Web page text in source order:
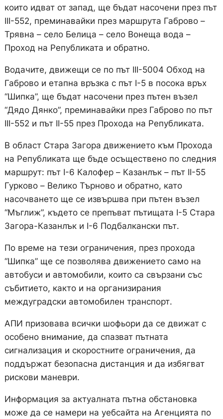
които идват от запад, ще бъдат насочени през път
III-552, преминавайки през маршрута Габрово –
Трявна – село Белица – село Вонеща вода –
Проход на Републиката и обратно.
Водачите, движещи се по път III-5004 Обход на
Габрово и етапна връзка с път I-5 в посока връх
“Шипка”, ще бъдат насочени през пътен възел
“Дядо Дянко”, преминавайки през Габрово по път
III-552 и път II-55 през Прохода на Републиката.
В област Стара Загора движението към Прохода
на Републиката ще бъде осъществено по следния
маршрут: път I-6 Калофер – Казанлък – път II-55
Гурково – Велико Търново и обратно, като
насочването ще се извършва при пътен възел
“Мъглиж”, където се препъват пътищата I-5 Стара
Загора-Казанлък и I-6 Подбалкански път.
По време на тези ограничения, през прохода
“Шипка” ще се позволява движението само на
автобуси и автомобили, които са свързани със
събитието, както и на организирания
междуградски автомобилен транспорт.
АПИ призовава всички шофьори да се движат с
особено внимание, да спазват пътната
сигнализация и скоростните ограничения, да
поддържат безопасна дистанция и да избягват
рискови маневри.
Информация за актуалната пътна обстановка
може да се намери на уебсайта на Агенцията по